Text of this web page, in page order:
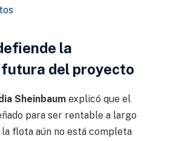
la
del proyecto
Sheinbaum explicó que el
para ser rentable a largo
flota aún no está completa